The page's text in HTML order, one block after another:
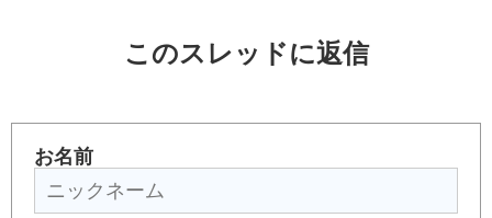
このスレッドに返信
お名前